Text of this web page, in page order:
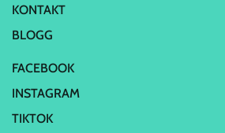
KONTAKT
BLOGG
FACEBOOK
INSTAGRAM
TIKTOK